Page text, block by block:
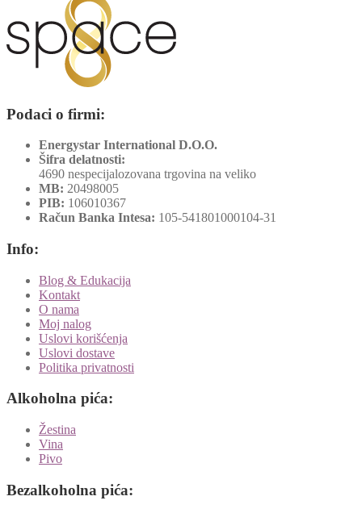
Podaci o firmi:
Energystar International D.O.O.
Šifra delatnosti:
4690 nespecijalozovana trgovina na veliko
MB: 20498005
PIB: 106010367
Račun Banka Intesa: 105-541801000104-31
Info:
Blog & Edukacija
Kontakt
O nama
Moj nalog
Uslovi korišćenja
Uslovi dostave
Politika privatnosti
Alkoholna pića:
Žestina
Vina
Pivo
Bezalkoholna pića: